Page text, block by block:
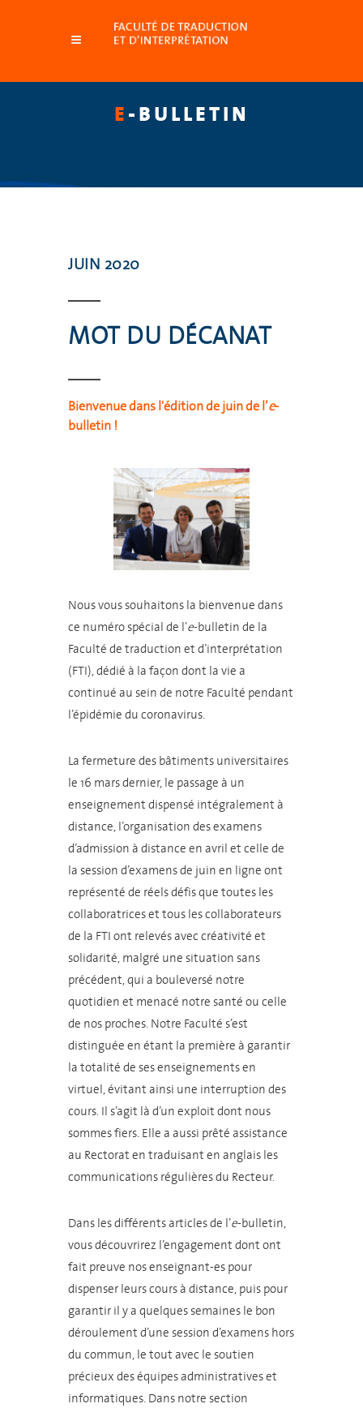
E-BULLETIN
JUIN 2020
MOT DU DÉCANAT
Bienvenue dans l'édition de juin de l’e-
bulletin !
Nous vous souhaitons la bienvenue dans
ce numéro spécial de l’e-bulletin de la
Faculté de traduction et d’interprétation
(FTI), dédié à la façon dont la vie a
continué au sein de notre Faculté pendant
l’épidémie du coronavirus.
La fermeture des bâtiments universitaires
le 16 mars dernier, le passage à un
enseignement dispensé intégralement à
distance, l’organisation des examens
d’admission à distance en avril et celle de
la session d’examens de juin en ligne ont
représenté de réels défis que toutes les
collaboratrices et tous les collaborateurs
de la FTI ont relevés avec créativité et
solidarité, malgré une situation sans
précédent, qui a bouleversé notre
quotidien et menacé notre santé ou celle
de nos proches. Notre Faculté s’est
distinguée en étant la première à garantir
la totalité de ses enseignements en
virtuel, évitant ainsi une interruption des
cours. Il s’agit là d’un exploit dont nous
sommes fiers. Elle a aussi prêté assistance
au Rectorat en traduisant en anglais les
communications régulières du Recteur.
Dans les différents articles de l’e-bulletin,
vous découvrirez l’engagement dont ont
fait preuve nos enseignant-es pour
dispenser leurs cours à distance, puis pour
garantir il y a quelques semaines le bon
déroulement d’une session d’examens hors
du commun, le tout avec le soutien
précieux des équipes administratives et
informatiques. Dans notre section